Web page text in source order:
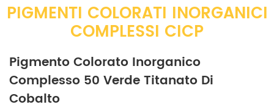
PIGMENTI COLORATI INORGANICI
COMPLESSI CICP
Pigmento Colorato Inorganico
Complesso 50 Verde Titanato Di
Cobalto